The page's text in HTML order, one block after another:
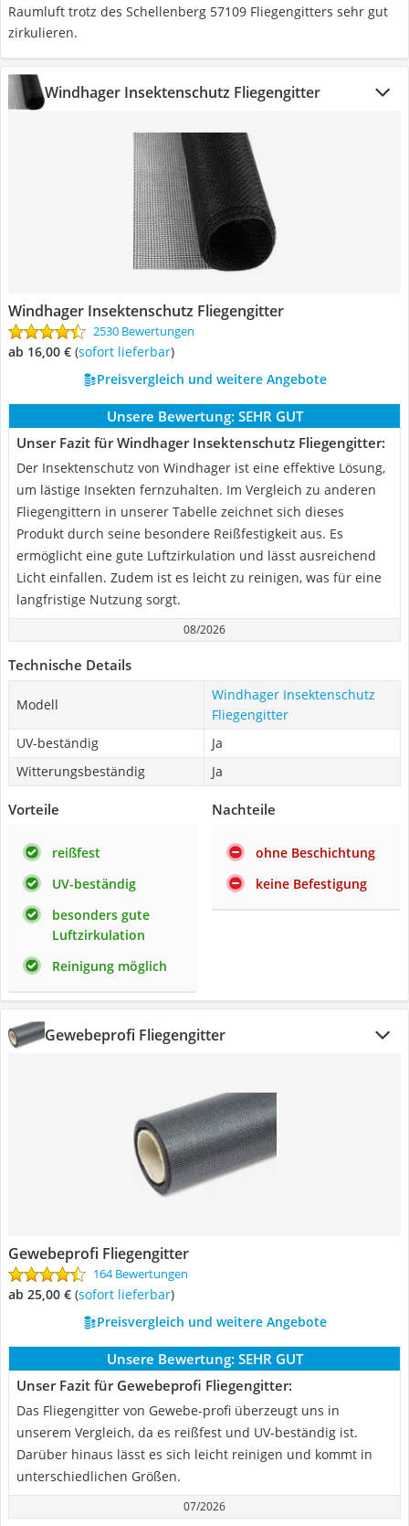
Raumluft trotz des Schellenberg 57109 Fliegengitters sehr gut
zirkulieren.
Windhager Insektenschutz Fliegengitter
Windhager Insektenschutz Fliegengitter
2530 Bewertungen
ab 16,00 € ( Sofort lieferbar)
Preisvergleich und weitere Angebote
Unsere Bewertung: SEHR GUT
Unser Fazit für Windhager Insektenschutz Fliegengitter:
Der Insektenschutz von Windhager ist eine effektive Lösung,
um lästige Insekten fernzuhalten. Im Vergleich zu anderen
Fliegengittern in unserer Tabelle zeichnet sich dieses
Produkt durch seine besondere Reißfestigkeit aus. Es
ermöglicht eine gute Luftzirkulation und lässt ausreichend
Licht einfallen. Zudem ist es leicht zu reinigen, was für eine
langfristige Nutzung sorgt.
08/2026
Technische Details
Modell
Windhager Insektenschutz
Fliegengitter
UV-beständig
Ja
Witterungsbeständig
Ja
Vorteile
reißfest
UV-beständig
besonders gute
Luftzirkulation
Reinigung möglich
Nachteile
ohne Beschichtung
keine Befestigung
Gewebeprofi Fliegengitter
Gewebeprofi Fliegengitter
164 Bewertungen
ab 25,00 € ( Sofort lieferbar)
Preisvergleich und weitere Angebote
Unsere Bewertung: SEHR GUT
Unser Fazit für Gewebeprofi Fliegengitter:
Das Fliegengitter von Gewebe-profi überzeugt uns in
unserem Vergleich, da es reißfest und UV-beständig ist.
Darüber hinaus lässt es sich leicht reinigen und kommt in
unterschiedlichen Größen.
07/2026